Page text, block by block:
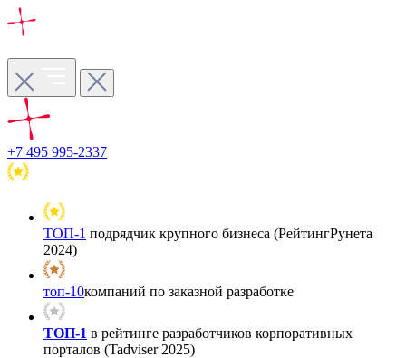
+7 495 995-2337
ТОП-1 подрядчик крупного бизнеса (РейтингРунета
2024)
топ-10компаний по заказной разработке
ТОП-1 в рейтинге разработчиков корпоративных
порталов (Tadviser 2025)